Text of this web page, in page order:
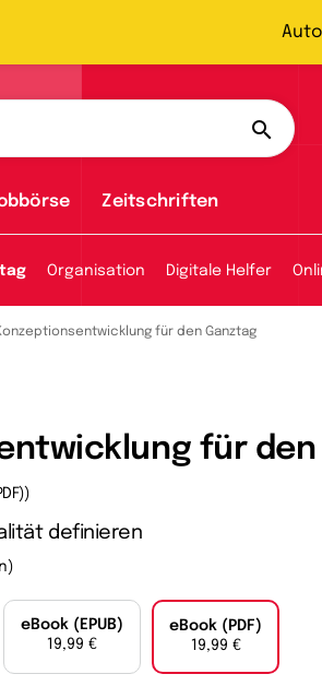
Zeitschriften
Organisation Digitale Helfer
für den Ganztag
für den
definieren
eBook (EPUB)
19,99 €
eBook (PDF)
19,99 €